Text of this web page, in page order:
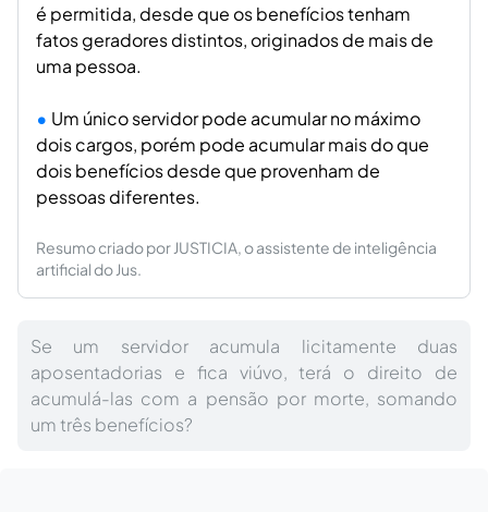
é permitida, desde que os benefícios tenham
fatos geradores distintos, originados de mais de
uma pessoa.
Um único servidor pode acumular no máximo
dois cargos, porém pode acumular mais do que
dois benefícios desde que provenham de
pessoas diferentes.
Resumo criado por JUSTICIA, o assistente de inteligência
artificial do Jus.
Se um servidor acumula licitamente duas
aposentadorias e fica viúvo, terá o direito de
acumulá-las com a pensão por morte, somando
um três benefícios?